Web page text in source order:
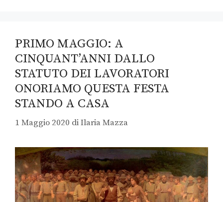
PRIMO MAGGIO: A
CINQUANT’ANNI DALLO
STATUTO DEI LAVORATORI
ONORIAMO QUESTA FESTA
STANDO A CASA
1 Maggio 2020 diIlaria Mazza